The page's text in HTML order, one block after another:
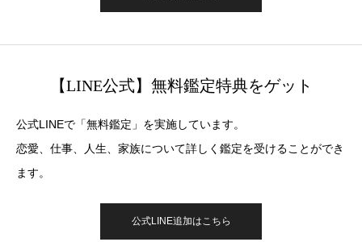
【LINE公式】無料鑑定特典をゲット
公式LINEで「無料鑑定」を実施しています。
恋愛、仕事、人生、家族について詳しく鑑定を受けることができ
ます。
公式LINE追加はこちら